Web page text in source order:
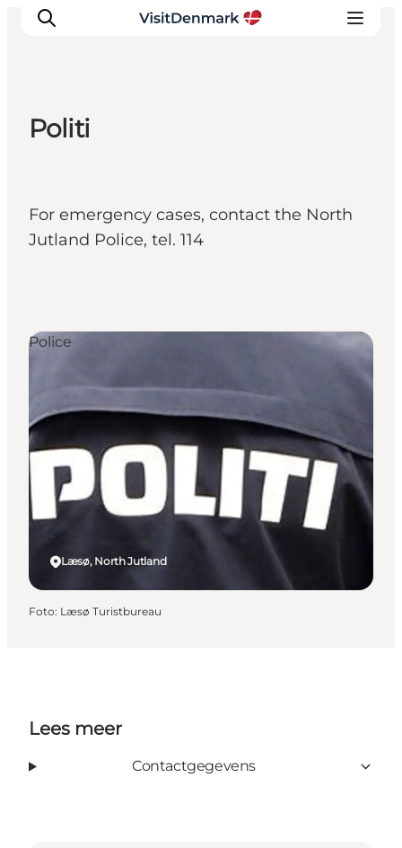
Wat te doen
Accommodaties
Politi
For emergency cases, contact the North
Jutland Police, tel. 114
Læsø, North Jutland
Police
Foto: Læsø Turistbureau
Lees meer
Contactgegevens